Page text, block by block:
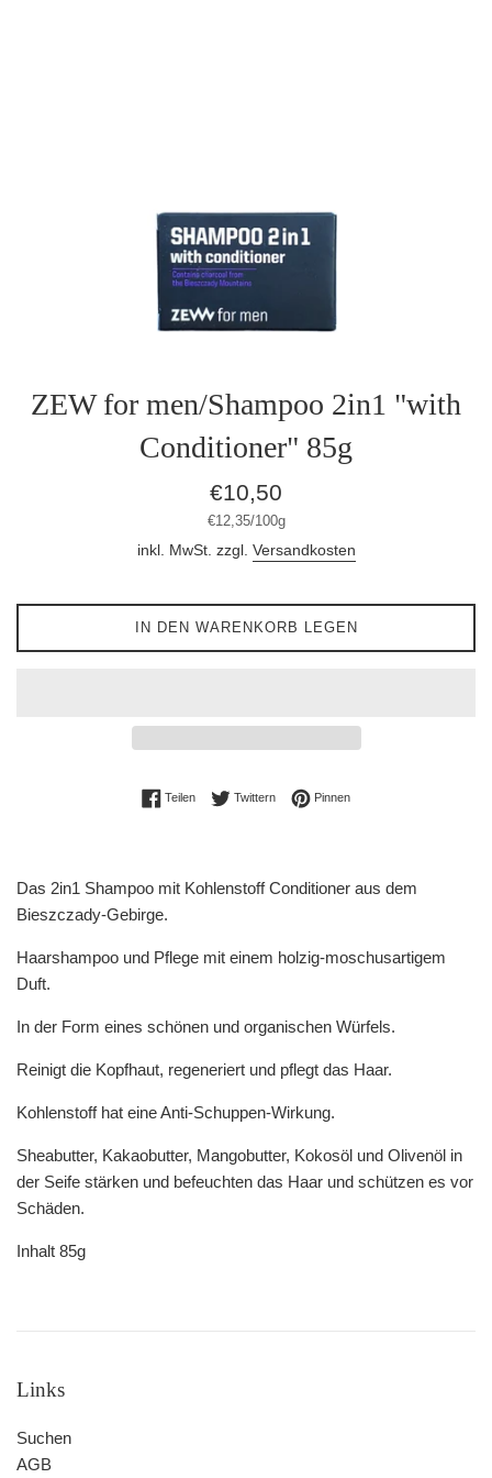
ZEW for men/Shampoo 2in1 "with
Conditioner" 85g
Normaler
Preis
€10,50
Stückpreis
€12,35/pro
100g
inkl. MwSt. zzgl. Versandkosten
IN DEN WARENKORB LEGEN
TeilenAuf Facebook teilen
TwitternAuf Twitter twittern
PinnenAuf Pinterest pinnen
Das 2in1 Shampoo mit Kohlenstoff Conditioner aus dem
Bieszczady-Gebirge.
Haarshampoo und Pflege mit einem holzig-moschusartigem
Duft.
In der Form eines schönen und organischen Würfels.
Reinigt die Kopfhaut, regeneriert und pflegt das Haar.
Kohlenstoff hat eine Anti-Schuppen-Wirkung.
Sheabutter, Kakaobutter, Mangobutter, Kokosöl und Olivenöl in
der Seife stärken und befeuchten das Haar und schützen es vor
Schäden.
Inhalt 85g
Links
Suchen
AGB